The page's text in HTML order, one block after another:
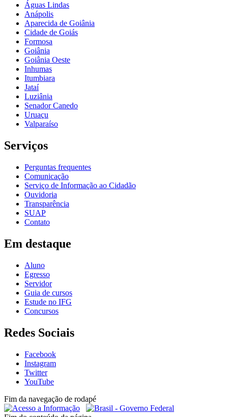
Águas Lindas
Anápolis
Aparecida de Goiânia
Cidade de Goiás
Formosa
Goiânia
Goiânia Oeste
Inhumas
Itumbiara
Jataí
Luziânia
Senador Canedo
Uruaçu
Valparaíso
Serviços
Perguntas frequentes
Comunicação
Serviço de Informação ao Cidadão
Ouvidoria
Transparência
SUAP
Contato
Em destaque
Aluno
Egresso
Servidor
Guia de cursos
Estude no IFG
Concursos
Redes Sociais
Facebook
Instagram
Twitter
YouTube
Fim da navegação de rodapé